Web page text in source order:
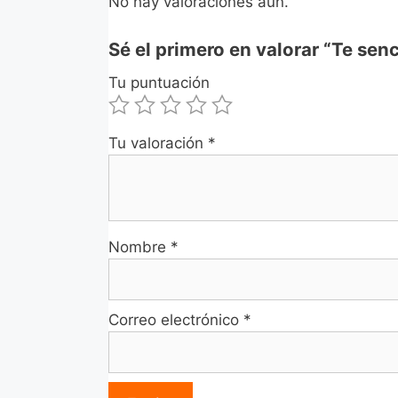
Sé el primero en valorar “Te
Tu puntuación
Tu valoración *
Nombre *
Correo electrónico *